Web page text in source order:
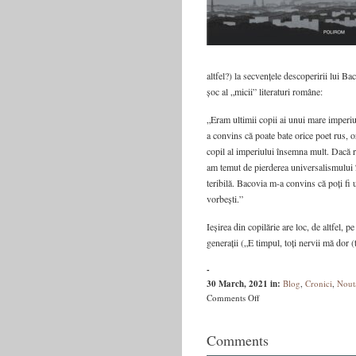
altfel?) la secvențele descoperirii lui
șoc al „micii” literaturi române:
„Eram ultimii copii ai unui mare
a convins că poate bate orice poet
copil al imperiului însemna mult. Dacă
am temut de pierderea
teribilă. Bacovia m-a convins că poți fi
vorbești.”
Ieșirea din copilărie are loc, de altfel,
generații („E timpul, toți nervii mă dor
-
30 March, 2021 in: Blog, Cronici,
Comments Offon
despre
Comments